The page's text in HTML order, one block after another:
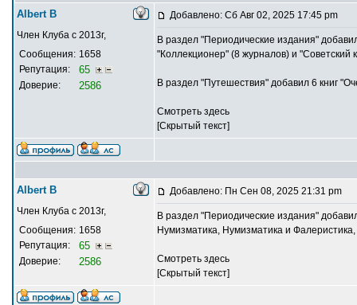
Albert В
Член Клуба с 2013г,
Сообщения: 1658
Репутация:
65
Доверие: 2586
Добавлено: Сб Авг 02, 2025 17:45 pm
В раздел "Периодические издания"
"Коллекционер" (8 журналов) и "Советский
В раздел "Путешествия" добавил 6 книг
Смотреть здесь
[Скрытый текст]
Albert В
Член Клуба с 2013г,
Сообщения: 1658
Репутация:
65
Доверие: 2586
Добавлено: Пн Сен 08, 2025 21:31 pm
В раздел "Периодические издания"
Нумизматика, Нумизматика и
Смотреть здесь
[Скрытый текст]